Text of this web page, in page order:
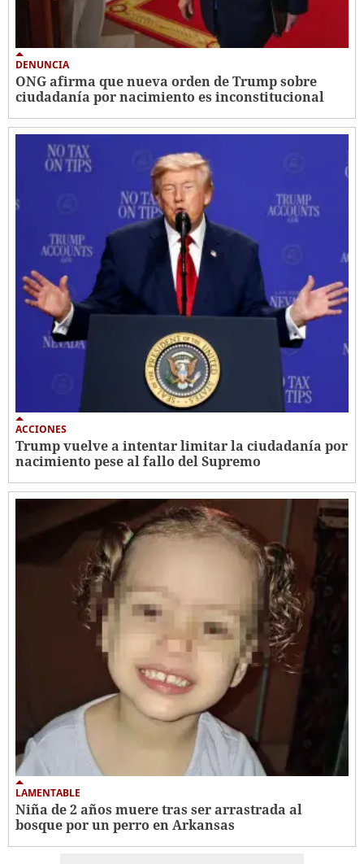
DENUNCIA
ONG afirma que nueva orden de Trump sobre
ciudadanía por nacimiento es inconstitucional
ACCIONES
Trump vuelve a intentar limitar la ciudadanía por
nacimiento pese al fallo del Supremo
LAMENTABLE
Niña de 2 años muere tras ser arrastrada al
bosque por un perro en Arkansas